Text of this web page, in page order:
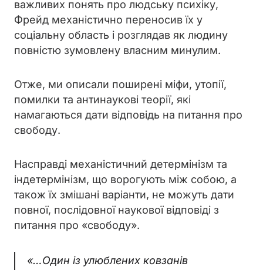
важливих понять про людську психіку,
Фрейд механістично переносив їх у
соціальну область і розглядав як людину
повністю зумовлену власним минулим.
Отже, ми описали поширені міфи, утопії,
помилки та антинаукові теорії, які
намагаються дати відповідь на питання про
свободу.
Насправді механістичний детермінізм та
індетермінізм, що ворогують між собою, а
також їх змішані варіанти, не можуть дати
повної, послідовної наукової відповіді з
питання про «свободу».
«…Один із улюблених ковзанів